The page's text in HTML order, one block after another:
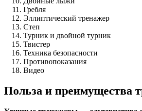
Гребля
Эллиптический тренажер
Степ
Турник и двойной турник
Твистер
Техника безопасности
Противопоказания
Видео
Польза и преимущества